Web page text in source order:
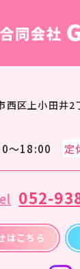
西区上小田井
～18:00 定
052-
はこちら